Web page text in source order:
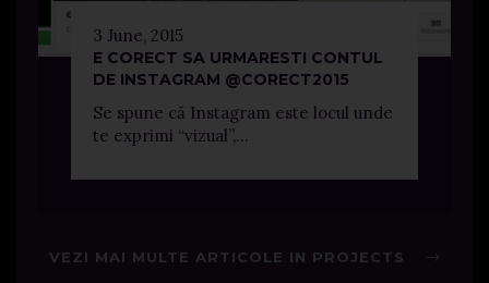
3 June, 2015
E CORECT SA URMARESTI CONTUL
DE INSTAGRAM @CORECT2015
Se spune că Instagram este locul unde
te exprimi “vizual”,...
VEZI MAI MULTE ARTICOLE IN PROJECTS